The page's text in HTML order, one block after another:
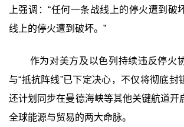
上强调：“任何一条战线上的停火遭到破
线上的停火遭到破坏。”
作为对美方及以色列持续违反停火
与“抵抗阵线”已下定决心，不仅将彻底封
还计划同步在曼德海峡等其他关键航道开
全球能源与贸易的两大命脉。